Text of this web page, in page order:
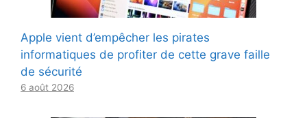
Apple vient d’empêcher les pirates
informatiques de profiter de cette grave faille
de sécurité
6 août 2026